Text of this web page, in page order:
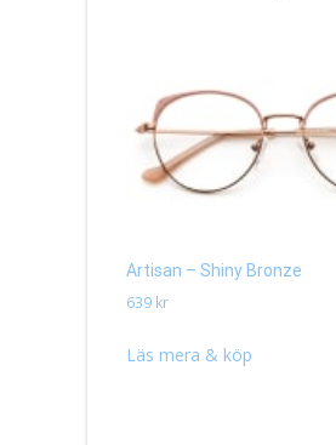
Artisan – Shiny Bronze
639 kr
Läs mera & köp